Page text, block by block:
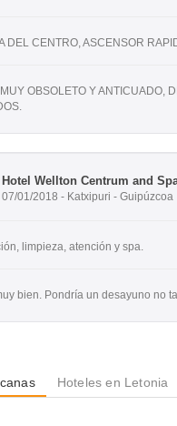
DEL CENTRO, ASCENSOR
OBSOLETO Y ANTICUADO,
Hotel Wellton Centrum and
07/01/2018 - Katxipuri - Guipúzcoa
limpieza, atención y spa.
bien. Pondría un desayuno no
Hoteles en Letonia